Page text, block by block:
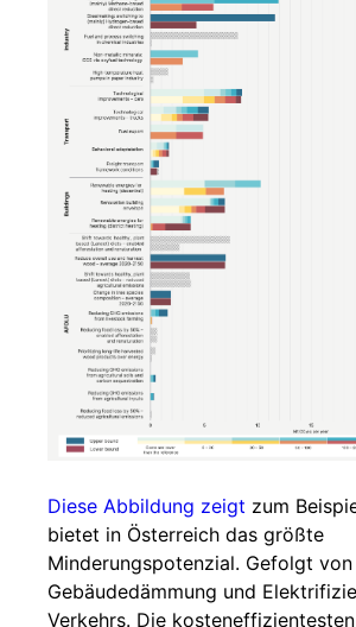
Diese Abbildung zeigt zum
bietet in Österreich das größte
Minderungspotenzial. Gefolgt
Gebäudedämmung und
Verkehrs. Die